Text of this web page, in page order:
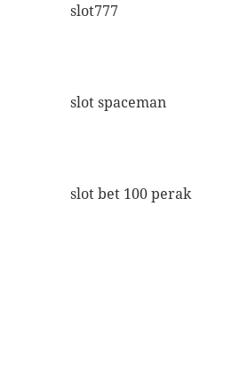
slot777
slot spaceman
slot bet 100 perak